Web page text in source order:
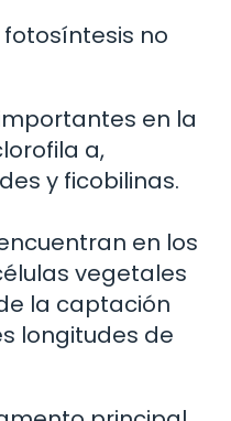
no
en la
a,
y ficobilinas.
en los
vegetales
la captación
longitudes de